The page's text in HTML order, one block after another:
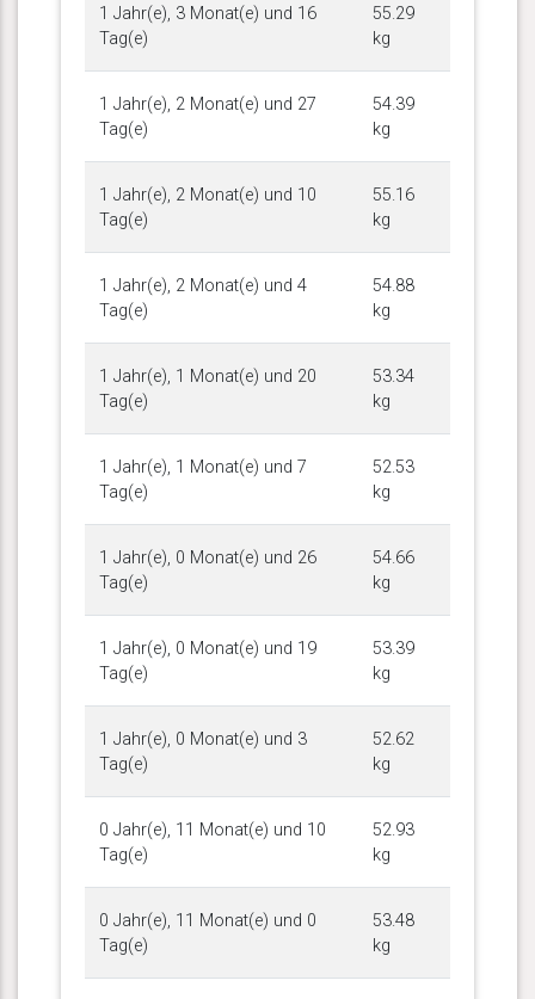
1 Jahr(e), 3 Monat(e) und 16
Tag(e)
55.29
kg
1 Jahr(e), 2 Monat(e) und 27
Tag(e)
54.39
kg
1 Jahr(e), 2 Monat(e) und 10
Tag(e)
55.16
kg
1 Jahr(e), 2 Monat(e) und 4
Tag(e)
54.88
kg
1 Jahr(e), 1 Monat(e) und 20
Tag(e)
53.34
kg
1 Jahr(e), 1 Monat(e) und 7
Tag(e)
52.53
kg
1 Jahr(e), 0 Monat(e) und 26
Tag(e)
54.66
kg
1 Jahr(e), 0 Monat(e) und 19
Tag(e)
53.39
kg
1 Jahr(e), 0 Monat(e) und 3
Tag(e)
52.62
kg
0 Jahr(e), 11 Monat(e) und 10
Tag(e)
52.93
kg
0 Jahr(e), 11 Monat(e) und 0
Tag(e)
53.48
kg